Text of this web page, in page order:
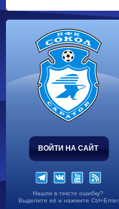
ВОЙТИ НА САЙТ
Нашли в тексте ошибку?
Выделите её и нажмите Ctrl+Enter